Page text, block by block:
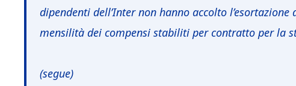
dipendenti dell’Inter non hanno accolto
mensilità dei compensi stabiliti per contratto per la
(segue)